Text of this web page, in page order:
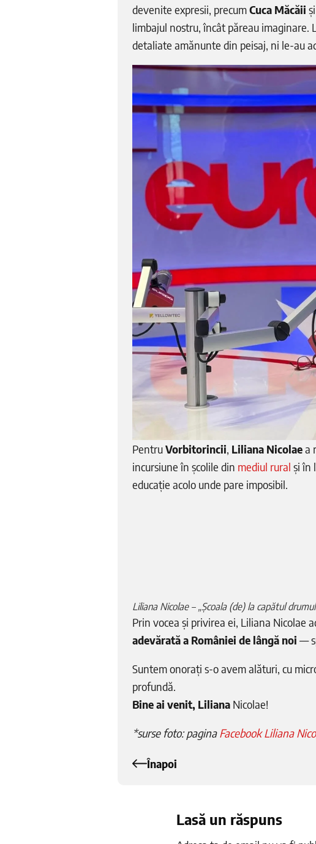
devenite expresii, precumCuca Măcăii și
limbajul nostru, încât păreau imaginare.
detaliate amănunte din peisaj, ni le-au
PentruVorbitorincii, Liliana Nicolaea
incursiune în școlile din mediul rural și în
educație acolo unde pare imposibil.
Liliana Nicolae – „Școala (de) la capătul
Prin vocea și privirea ei, Liliana Nicolae
adevărată a României de lângă noi —
Suntem onorați s-o avem alături, cu
profundă.
Bine ai venit, Liliana Nicolae!
*surse foto: paginaFacebook Liliana
Înapoi
Lasă un răspuns